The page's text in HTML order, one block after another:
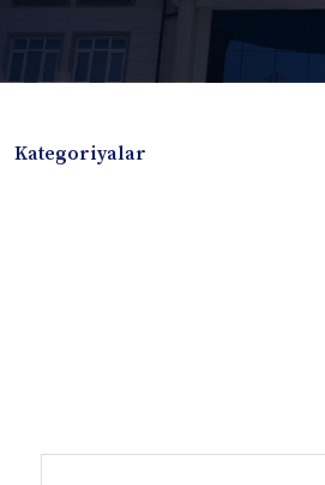
Kategoriyalar